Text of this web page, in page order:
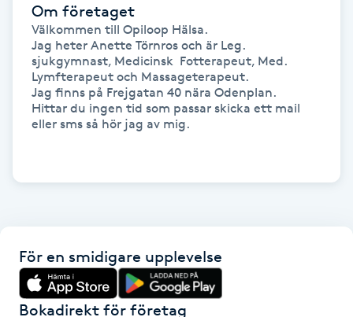
Fransrengöring
Frekvensterapi
Friskvård
Funktionsanalys
Färgning
Om företaget
Välkommen till Opiloop Hälsa.
Jag heter Anette Törnros och är Leg.
sjukgymnast, Medicinsk  Fotterapeut, Med.
Lymfterapeut och Massageterapeut.
Jag finns på Frejgatan 40 nära Odenplan.
Hittar du ingen tid som passar skicka ett mail
eller sms så hör jag av mig.
För en smidigare upplevelse
Bokadirekt för företag